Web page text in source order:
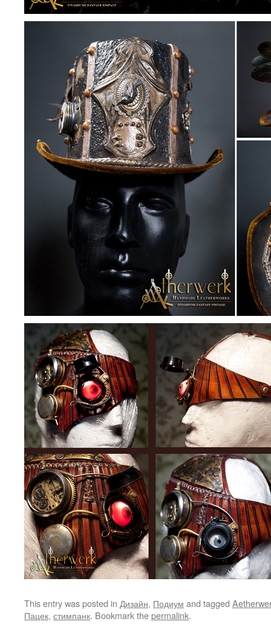
This entry was posted in Дизайн, Подиум and tagged
Пацек, стимпанк. Bookmark thepermalink.